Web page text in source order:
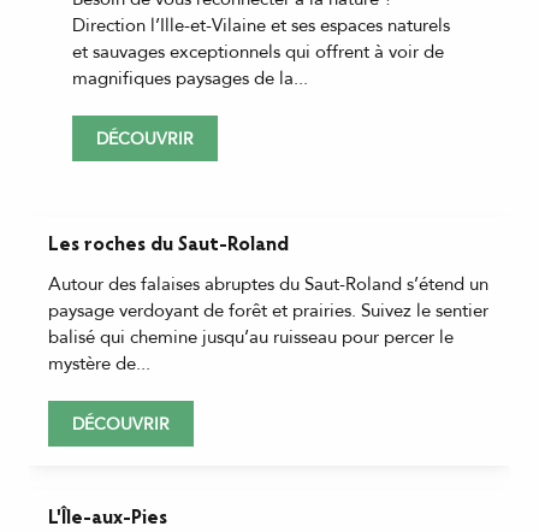
Direction l’Ille-et-Vilaine et ses espaces naturels
et sauvages exceptionnels qui offrent à voir de
magnifiques paysages de la...
DÉCOUVRIR
Les roches du Saut-Roland
Autour des falaises abruptes du Saut-Roland s’étend un
paysage verdoyant de forêt et prairies. Suivez le sentier
balisé qui chemine jusqu’au ruisseau pour percer le
mystère de...
DÉCOUVRIR
L'Île-aux-Pies